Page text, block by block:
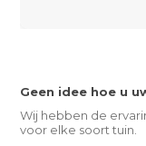
Geen idee hoe u
Wij hebben de
voor elke soort tuin.